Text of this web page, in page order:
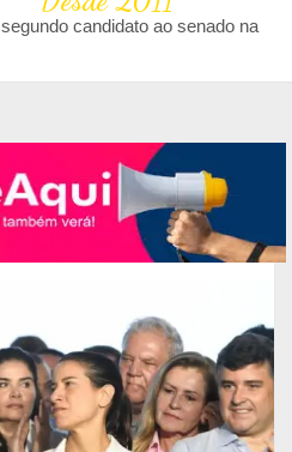
candidato ao senado na